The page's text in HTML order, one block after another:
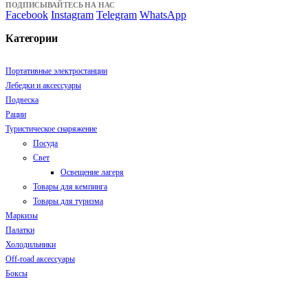
ПОДПИСЫВАЙТЕСЬ НА НАС
Facebook Instagram Telegram WhatsApp
Категории
Портативные электростанции
Лебедки и аксессуары
Подвеска
Рации
Туристическое снаряжение
Посуда
Свет
Освещение лагеря
Товары для кемпинга
Товары для туризма
Маркизы
Палатки
Холодильники
Off-road аксессуары
Боксы